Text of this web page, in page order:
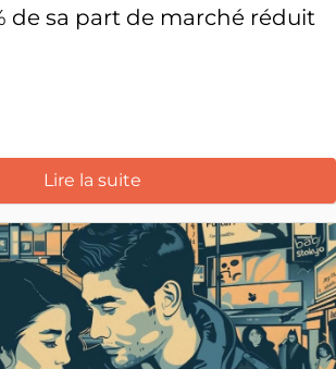
de sa part de marché réduit
Lire la suite